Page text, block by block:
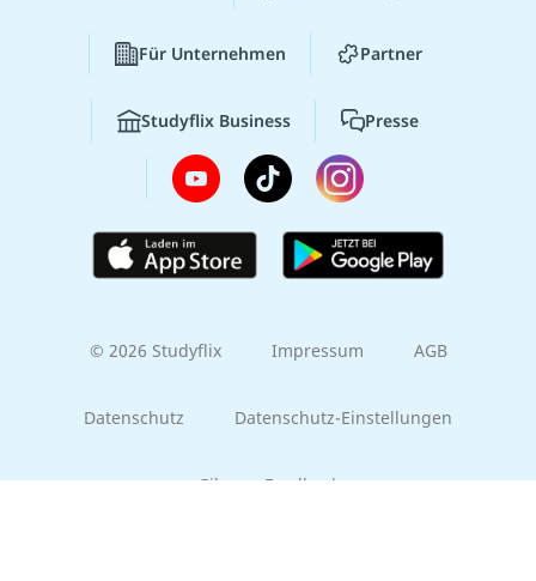
Für Unternehmen Partner
Studyflix Business Presse
© 2026 Studyflix Impressum AGB
Datenschutz Datenschutz-Einstellungen
Gib uns Feedback